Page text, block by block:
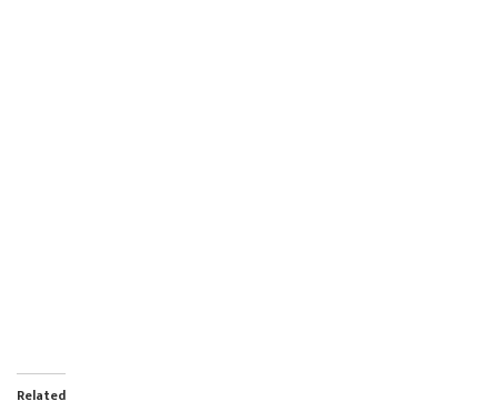
Related